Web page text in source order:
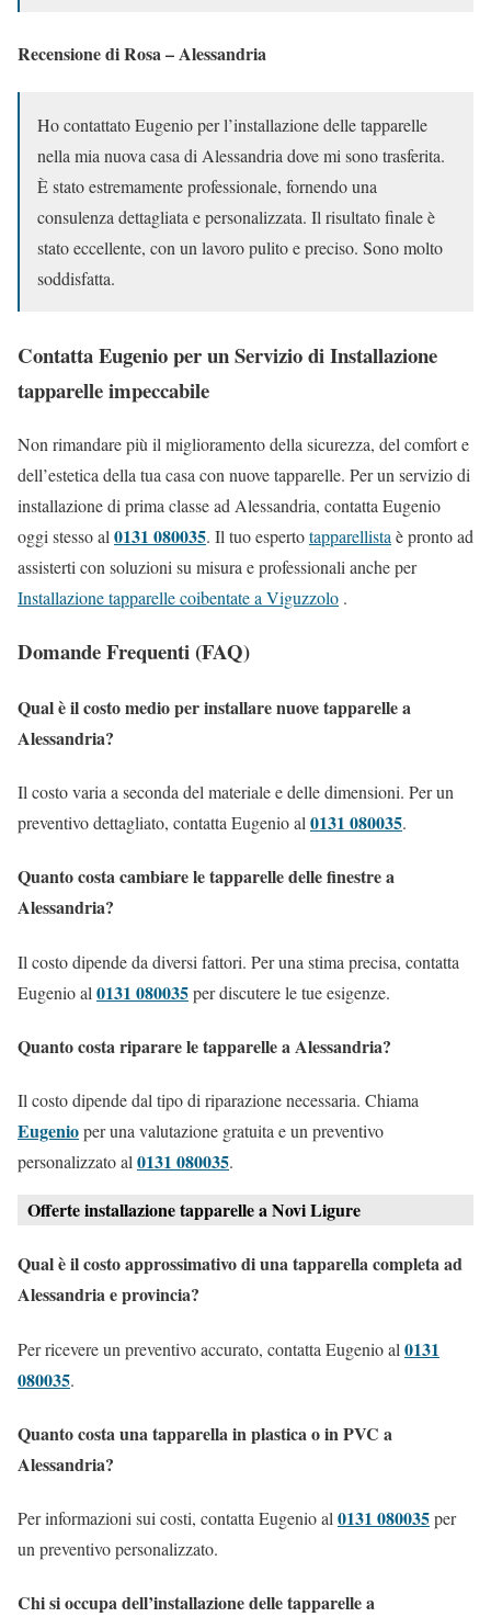
Recensione di Rosa – Alessandria
Ho contattato Eugenio per l’installazione delle tapparelle
nella mia nuova casa di Alessandria dove mi sono trasferita.
È stato estremamente professionale, fornendo una
consulenza dettagliata e personalizzata. Il risultato finale è
stato eccellente, con un lavoro pulito e preciso. Sono molto
soddisfatta.
Contatta Eugenio per un Servizio di Installazione
tapparelle impeccabile
Non rimandare più il miglioramento della sicurezza, del comfort e
dell’estetica della tua casa con nuove tapparelle. Per un servizio di
installazione di prima classe ad Alessandria, contatta Eugenio
oggi stesso al 0131 080035. Il tuo espertotapparellista è pronto ad
assisterti con soluzioni su misura e professionali anche per
Installazione tapparelle coibentate a Viguzzolo .
Domande Frequenti (FAQ)
Qual è il costo medio per installare nuove tapparelle a
Alessandria?
Il costo varia a seconda del materiale e delle dimensioni. Per un
preventivo dettagliato, contatta Eugenio al 0131 080035.
Quanto costa cambiare le tapparelle delle finestre a
Alessandria?
Il costo dipende da diversi fattori. Per una stima precisa, contatta
Eugenio al 0131 080035per discutere le tue esigenze.
Quanto costa riparare le tapparelle a Alessandria?
Il costo dipende dal tipo di riparazione necessaria. Chiama
Eugenioper una valutazione gratuita e un preventivo
personalizzato al 0131 080035.
Offerte installazione tapparelle a Novi Ligure
Qual è il costo approssimativo di una tapparella completa ad
Alessandria e provincia?
Per ricevere un preventivo accurato, contatta Eugenio al 0131
080035.
Quanto costa una tapparella in plastica o in PVC a
Alessandria?
Per informazioni sui costi, contatta Eugenio al 0131 080035per
un preventivo personalizzato.
Chi si occupa dell’installazione delle tapparelle a